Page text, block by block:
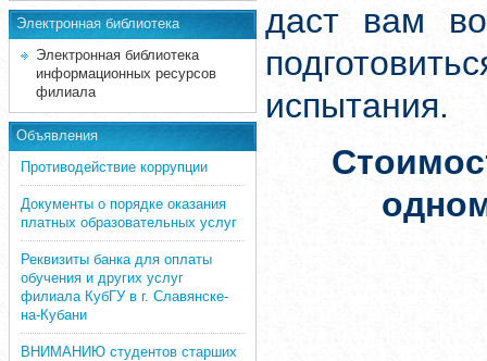
Электронная библиотека
Электронная библиотека
информационных ресурсов
филиала
Объявления
Противодействие коррупции
Документы о порядке оказания
платных образовательных услуг
Реквизиты банка для оплаты
обучения и других услуг
филиала КубГУ в г. Славянске-
на-Кубани
ВНИМАНИЮ студентов старших
даст вам
испытания.